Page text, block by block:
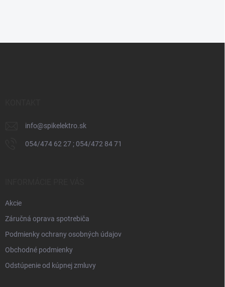
info@spikelektro.sk
054/474 62 27 ; 054/472 84 71
Akcie
Záručná oprava spotrebiča
Podmienky ochrany osobných údajov
Obchodné podmienky
Odstúpenie od kúpnej zmluvy